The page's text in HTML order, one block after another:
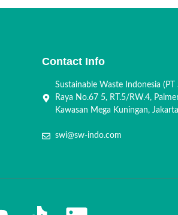
Contact Info
Sustainable Waste Indonesia
Raya No.67 5, RT.5/RW.4,
Kawasan Mega Kuningan,
swi@sw-indo.com